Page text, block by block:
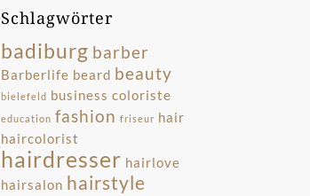
Schlagwörter
badiburg barber
Barberlife beard beauty
bielefeld business coloriste
education fashion friseur hair
haircolorist
hairdresser hairlove
hairsalon hairstyle